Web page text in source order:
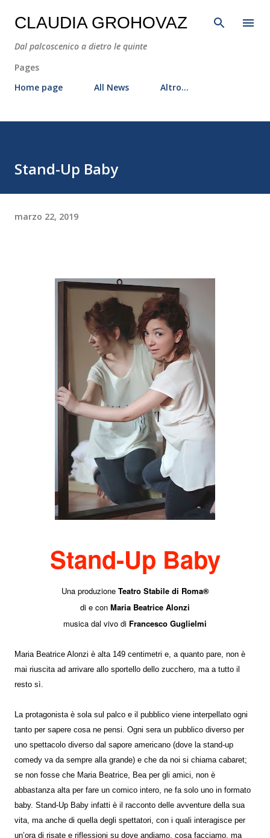
Passa ai contenuti principali
CLAUDIA GROHOVAZ
Dal palcoscenico a dietro le quinte
Pages
Home page
All News Altro…
Stand-Up Baby
marzo 22, 2019
Stand-Up Baby
Una produzione Teatro Stabile di Roma®
di e con Maria Beatrice Alonzi
musica dal vivo di Francesco Guglielmi
Maria Beatrice Alonzi è alta 149 centimetri e, a quanto pare, non è
mai riuscita ad arrivare allo sportello dello zucchero, ma a tutto il
resto sì.
La protagonista è sola sul palco e il pubblico viene interpellato ogni
tanto per sapere cosa ne pensi. Ogni sera un pubblico diverso per
uno spettacolo diverso dal sapore americano (dove la stand-up
comedy va da sempre alla grande) e che da noi si chiama cabaret;
se non fosse che Maria Beatrice, Bea per gli amici, non è
abbastanza alta per fare un comico intero, ne fa solo uno in formato
baby. Stand-Up Baby infatti è il racconto delle avventure della sua
vita, ma anche di quella degli spettatori, con i quali interagisce per
un’ora di risate e riflessioni su dove andiamo, cosa facciamo, ma